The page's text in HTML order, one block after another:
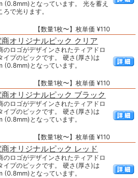
(0.8mm)となっています。 光を蓄え
ろで光ります。
【数量1枚〜】枚単価 ¥110
オリジナルピック クリア
のロゴがデザインされたティアドロ
イプのピックです。 硬さ(厚さ)は
(0.8mm)となっています。
【数量1枚〜】枚単価 ¥110
オリジナルピック ブラック
のロゴがデザインされたティアドロ
イプのピックです。 硬さ(厚さ)は
(0.8mm)となっています。
【数量1枚〜】枚単価 ¥110
オリジナルピック レッド
のロゴがデザインされたティアドロ
イプのピックです。 硬さ(厚さ)は
(0.8mm)となっています。